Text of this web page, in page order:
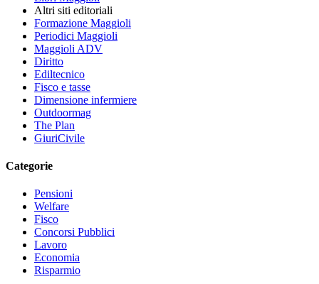
Altri siti editoriali
Formazione Maggioli
Periodici Maggioli
Maggioli ADV
Diritto
Ediltecnico
Fisco e tasse
Dimensione infermiere
Outdoormag
The Plan
GiuriCivile
Categorie
Pensioni
Welfare
Fisco
Concorsi Pubblici
Lavoro
Economia
Risparmio